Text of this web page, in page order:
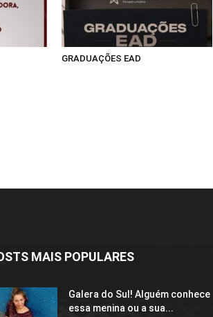
GRADUAÇÕES EAD
MAIS POPULARES
Galera do Sul! Alguém conhece
essa menina ou a sua...